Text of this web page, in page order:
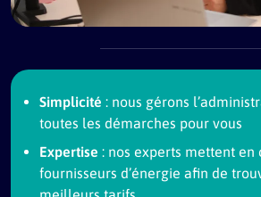
Simplicité : nous gérons
toutes les démarches pour vous
Expertise : nos experts mettent en
fournisseurs d’énergie afin de